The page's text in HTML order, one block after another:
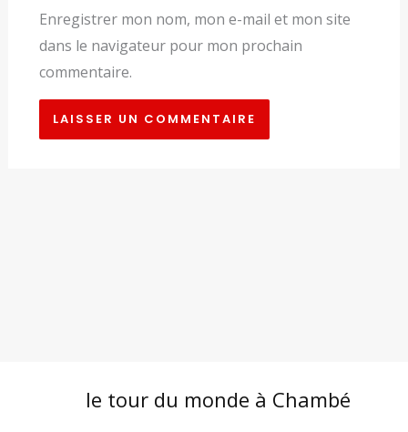
Enregistrer mon nom, mon e-mail et mon site
dans le navigateur pour mon prochain
commentaire.
le tour du monde à Chambé